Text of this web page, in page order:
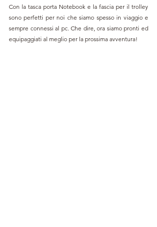
Con la tasca porta Notebook e la fascia per il trolley
sono perfetti per noi che siamo spesso in viaggio e
sempre connessi al pc. Che dire, ora siamo pronti ed
equipaggiati al meglio per la prossima avventura!